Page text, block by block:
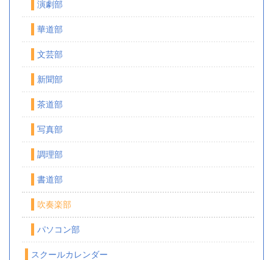
演劇部
華道部
文芸部
新聞部
茶道部
写真部
調理部
書道部
吹奏楽部
パソコン部
スクールカレンダー